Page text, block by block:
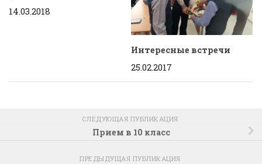
14.03.2018
Интересные встречи
25.02.2017
СЛЕДУЮЩАЯ ПУБЛИКАЦИЯ
Прием в 10 класс
ПРЕДЫДУЩАЯ ПУБЛИКАЦИЯ